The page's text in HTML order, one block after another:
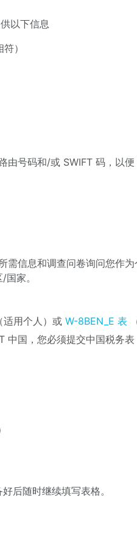
以下信息
）
号码和/或 SWIFT 码，以便
信息和调查问卷询问您作
家。
（适用个人）或 W-8BEN_E 表
国，您必须提交中国税务表
后随时继续填写表格。